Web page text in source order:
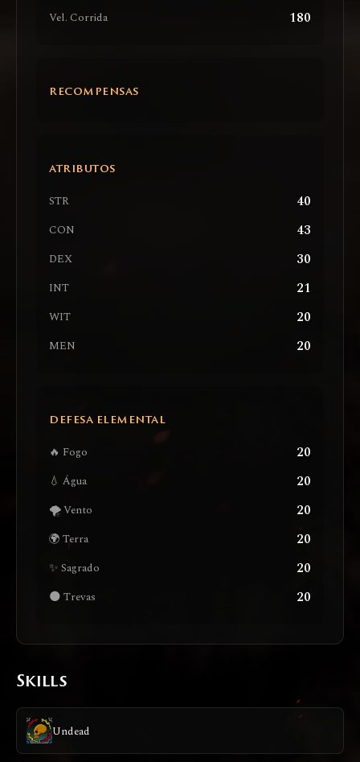
Vel. Corrida 180
RECOMPENSAS
ATRIBUTOS
STR 40
CON 43
DEX 30
INT 21
WIT 20
MEN 20
DEFESA ELEMENTAL
🔥 Fogo 20
💧 Água 20
🌪️ Vento 20
🌍 Terra 20
✨ Sagrado 20
🌑 Trevas 20
Skills
Undead